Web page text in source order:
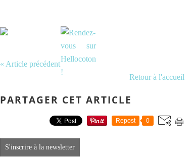
« Article précédent
Retour à l'accueil
PARTAGER CET ARTICLE
Repost 0
S'inscrire à la newsletter